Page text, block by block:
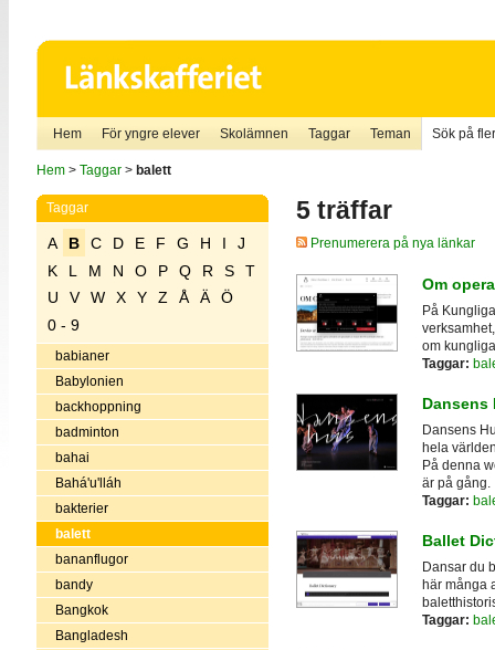
Hem För yngre elever Skolämnen Taggar Teman Sök på
Hem> Taggar> balett
Taggar
A B C D E F G H I
J
K
L M N O P Q R S
T
U
V W X Y Z Å Ä
Ö
0 - 9
babianer
Babylonien
backhoppning
badminton
bahai
Bahá'u'lláh
bakterier
balett
bananflugor
bandy
Bangkok
Bangladesh
5 träffar
Prenumerera på nya länkar
Om
På
om
Taggar:
Dansens
Dansens
hela
På denna
är på gång.
Taggar:
Ballet
Dansar du
här många
Taggar: